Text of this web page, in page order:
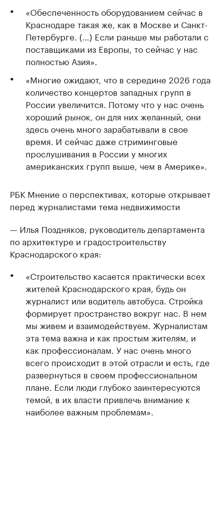
«Обеспеченность оборудованием сейчас в
Краснодаре такая же, как в Москве и Санкт-
Петербурге. (…) Если раньше мы работали с
поставщиками из Европы, то сейчас у нас
полностью Азия».
«Многие ожидают, что в середине 2026 года
количество концертов западных групп в
России увеличится. Потому что у нас очень
хороший рынок, он для них желанный, они
здесь очень много зарабатывали в свое
время. И сейчас даже стриминговые
прослушивания в России у многих
американских групп выше, чем в Америке».
РБК Мнение о перспективах, которые открывает
перед журналистами тема недвижимости
— Илья Поздняков, руководитель департамента
по архитектуре и градостроительству
Краснодарского края:
«Строительство касается практически всех
жителей Краснодарского края, будь он
журналист или водитель автобуса. Стройка
формирует пространство вокруг нас. В нем
мы живем и взаимодействуем. Журналистам
эта тема важна и как простым жителям, и
как профессионалам. У нас очень много
всего происходит в этой отрасли и есть, где
развернуться в своем профессиональном
плане. Если люди глубоко заинтересуются
темой, в их власти привлечь внимание к
наиболее важным проблемам».